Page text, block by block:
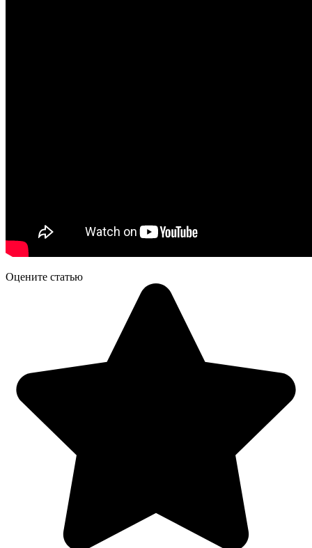
Оцените статью